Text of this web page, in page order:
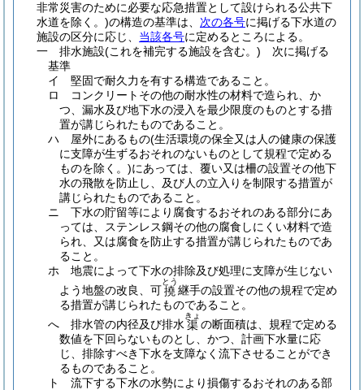
非常災害のために必要な応急措置として設けられる公共下
水道を除く。)の構造の基準は、 次の各号に掲げる下水道の
施設の区分に応じ、 当該各号に定めるところによる。
一
排水施設(これを補完する施設を含む。) 次に掲げる
基準
イ
堅固で耐久力を有する構造であること。
ロ
コンクリートその他の耐水性の材料で造られ、か
つ、漏水及び地下水の浸入を最少限度のものとする措
置が講じられたものであること。
ハ
屋外にあるもの(生活環境の保全又は人の健康の保護
に支障が生ずるおそれのないものとして規程で定める
ものを除く。)にあっては、覆い又は柵の設置その他下
水の飛散を防止し、及び人の立入りを制限する措置が
講じられたものであること。
ニ
下水の貯留等により腐食するおそれのある部分にあ
っては、ステンレス鋼その他の腐食しにくい材料で造
られ、又は腐食を防止する措置が講じられたものであ
ること。
ホ
地震によって下水の排除及び処理に支障が生じない
よう地盤の改良、可撓
とう
継手の設置その他の規程で定め
る措置が講じられたものであること。
へ
排水管の内径及び排水 渠
きょ
の断面積は、規程で定める
数値を下回らないものとし、かつ、計画下水量に応
じ、排除すべき下水を支障なく流下させることができ
るものであること。
ト
流下する下水の水勢により損傷するおそれのある部